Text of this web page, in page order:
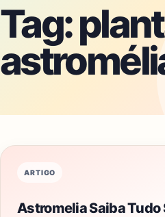
Tag:
ARTIGO
Astromelia Saiba Tudo